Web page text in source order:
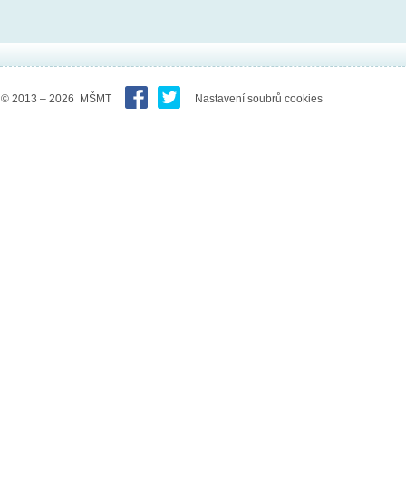
© 2013 – 2026 MŠMT Nastavení soubrů cookies